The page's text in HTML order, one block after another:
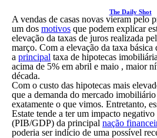
The Daily Shot
A vendas de casas novas vieram pelo
um dos motivos que podem explicar
elevação da taxas de juros realizada
março. Com a elevação da taxa básica
a principal taxa de hipotecas
acima de 5% em abril e maio , maior
década.
Com o custo das hipotecas mais
que a demanda do mercado
exatamente o que vimos. Entretanto,
Estate tende a ter um impacto
(PIB/GDP) da principal nação
poderia ser indício de uma possível